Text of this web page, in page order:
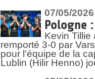
07/05/2026
Pologne
Kevin Tillie
remporté 3-0 par
pour l'équipe de la
Lublin (Hilir Henno)